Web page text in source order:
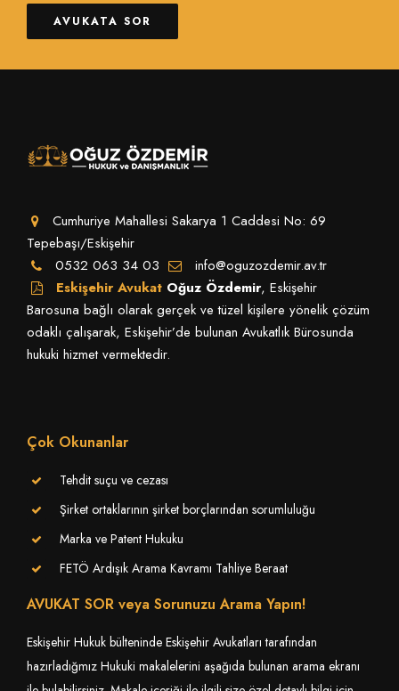
AVUKATA SOR
Cumhuriye Mahallesi Sakarya 1 Caddesi No: 69
Tepebaşı/Eskişehir
0532 063 34 03
info@oguzozdemir.av.tr
Eskişehir Avukat Oğuz Özdemir, Eskişehir
Barosuna bağlı olarak gerçek ve tüzel kişilere yönelik çözüm
odaklı çalışarak, Eskişehir’de bulunan Avukatlık Bürosunda
hukuki hizmet vermektedir.
Çok Okunanlar
Tehdit suçu ve cezası
Şirket ortaklarının şirket borçlarından sorumluluğu
Marka ve Patent Hukuku
FETÖ Ardışık Arama Kavramı Tahliye Beraat
AVUKAT SOR veya Sorunuzu Arama Yapın!
Eskişehir Hukuk bülteninde Eskişehir Avukatları tarafından
hazırladığmız Hukuki makalelerini aşağıda bulunan arama ekranı